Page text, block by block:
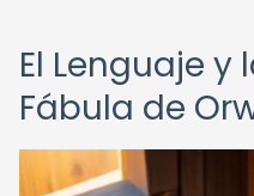
El Lenguaje y
Fábula de